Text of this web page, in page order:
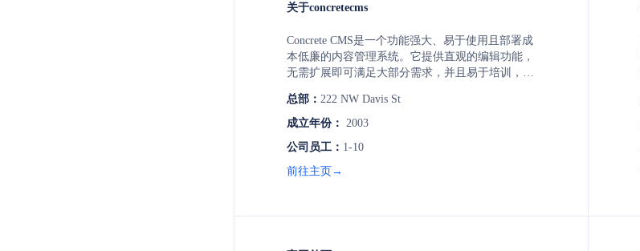
关于concretecms
Concrete CMS是一个功能强大、易于使用且部署成
本低廉的内容管理系统。它提供直观的编辑功能，
无需扩展即可满足大部分需求，并且易于培训，使
括角色和组分配、精细权限调整、工作流内容审
批、全面变更日志和版本控制。此外，它还提供严
全、SOC 2和HIPAA合规托管，满足美国陆军等组
织的严格安全需求。
总部： 222 NW Davis St
成立年份： 2003
公司员工： 1-10
前往主页→